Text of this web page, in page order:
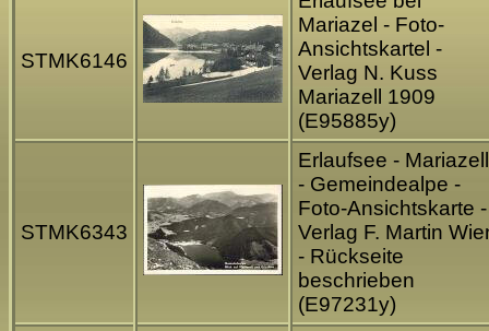
STMK6146
Mariazel - Foto-
Ansichtskartel -
Verlag N. Kuss
Mariazell 1909
(E95885y)
STMK6343
Erlaufsee - Mariazell
- Gemeindealpe -
Foto-Ansichtskarte -
Verlag F. Martin
- Rückseite
beschrieben
(E97231y)